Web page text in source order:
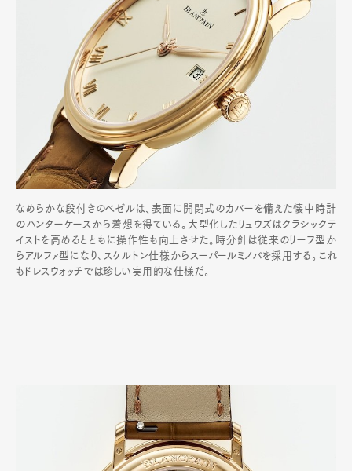
なめらかな段付きのベゼルは、表面に開閉式のカバーを備えた懐中時計
のハンターケースから着想を得ている。大型化したリュウズはクラシックテ
イストを高めるとともに操作性も向上させた。時分針は従来のリーフ型か
らアルファ型になり､スケルトン仕様からスーパールミノバを採用する｡これ
もドレスウォッチでは珍しい実用的な仕様だ｡